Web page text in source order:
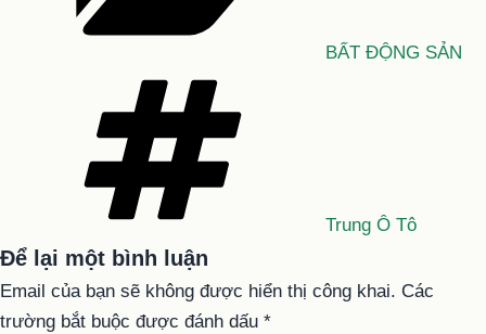
BẤT ĐỘNG SẢN
Trung Ô Tô
Để lại một bình luận
Email của bạn sẽ không được hiển thị công khai. Các
trường bắt buộc được đánh dấu *